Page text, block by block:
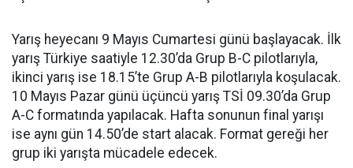
Yarış heyecanı 9 Mayıs Cumartesi günü başlayacak. İlk
yarış Türkiye saatiyle 12.30’da Grup B-C pilotlarıyla,
ikinci yarış ise 18.15’te Grup A-B pilotlarıyla koşulacak.
10 Mayıs Pazar günü üçüncü yarış TSİ 09.30’da Grup
A-C formatında yapılacak. Hafta sonunun final yarışı
ise aynı gün 14.50’de start alacak. Format gereği her
grup iki yarışta mücadele edecek.